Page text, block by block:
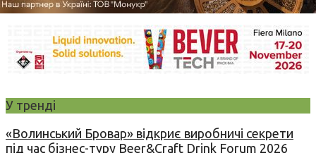
У тренді
«Волинський Бровар» відкриє виробничі секрети
під час бізнес-туру Beer&Craft Drink Forum 2026